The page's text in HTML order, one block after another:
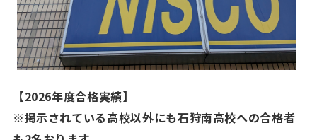
【2026年度合格実績】
※掲示されている高校以外にも石狩南高校への合格者